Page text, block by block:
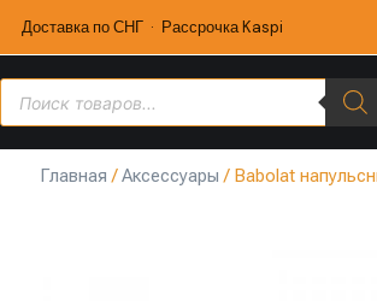
Доставка по СНГ · Рассрочка Kaspi
Главная /Аксессуары / Babolat